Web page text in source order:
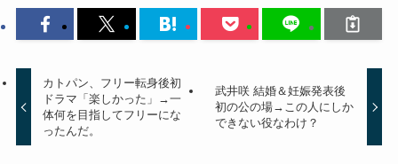
カトパン、フリー転身後初
ドラマ「楽しかった」→一
体何を目指してフリーにな
ったんだ。
武井咲 結婚＆妊娠発表後
初の公の場→この人にしか
できない役なわけ？